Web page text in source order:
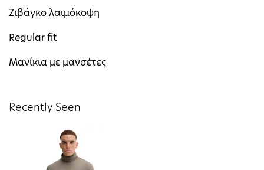
Ζιβάγκο λαιμόκοψη
Regular fit
Μανίκια με μανσέτες
Recently Seen